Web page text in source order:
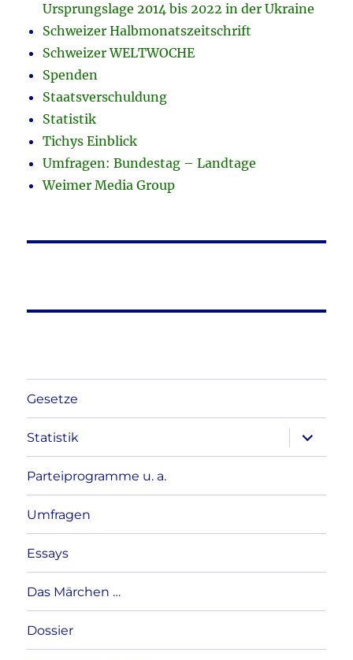
Ursprungslage 2014 bis 2022 in der Ukraine
Schweizer Halbmonatszeitschrift
Schweizer WELTWOCHE
Spenden
Staatsverschuldung
Statistik
Tichys Einblick
Umfragen: Bundestag – Landtage
Weimer Media Group
Gesetze
Statistik
anzeigen
Parteiprogramme u. a.
Umfragen
Essays
Das Märchen …
Dossier